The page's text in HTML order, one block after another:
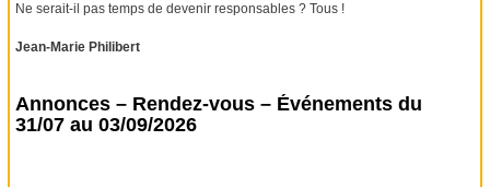
Ne serait-il pas temps de devenir responsables ? Tous !
Jean-Marie Philibert
Annonces – Rendez-vous – Événements du
31/07 au 03/09/2026